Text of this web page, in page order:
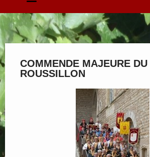
COMMENDE MAJEURE DU
ROUSSILLON